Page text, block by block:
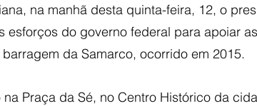
na manhã desta quinta-feira, 12, o
esforços do governo federal para apoiar
da Samarco, ocorrido em 2015.
na Praça da Sé, no Centro Histórico da